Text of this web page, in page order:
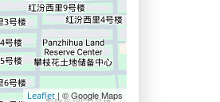
Leaflet | © Google Maps